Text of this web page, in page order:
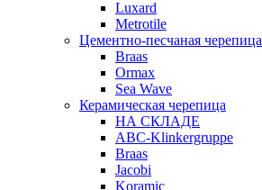
Luxard
Metrotile
Цементно-песчаная черепица
Braas
Ormax
Sea Wave
Керамическая черепица
НА СКЛАДЕ
ABC-Klinkergruppe
Braas
Jacobi
Koramic